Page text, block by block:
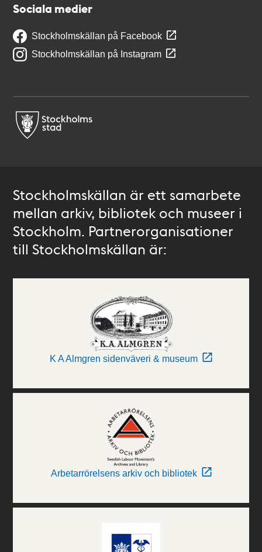
Sociala medier
Stockholmskällan på Facebook
Stockholmskällan på Instagram
Stockholmskällan är ett samarbete
mellan arkiv, bibliotek och museer i
Stockholm. Partnerorganisationer
till Stockholmskällan är:
K A Almgren sidenväveri & museum
Arbetarrörelsens arkiv och bibliotek